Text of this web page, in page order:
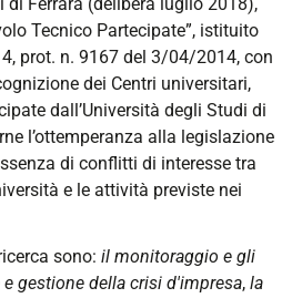
Tecnico Partecipate”, istituito
prot. n. 9167 del 3/04/2014, con
dei Centri universitari,
dall’Università degli Studi di
l’ottemperanza alla legislazione
di conflitti di interesse tra
e le attività previste nei
sono: il monitoraggio e gli
gestione della crisi d'impresa, la